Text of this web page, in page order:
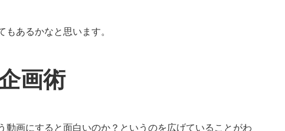
あるかなと思います。
画術
画にすると面白いのか？というのを広げていることがわ